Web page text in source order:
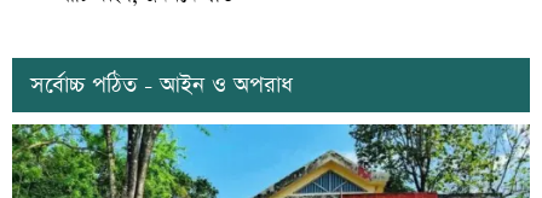
সর্বোচ্চ পঠিত - আইন ও অপরাধ